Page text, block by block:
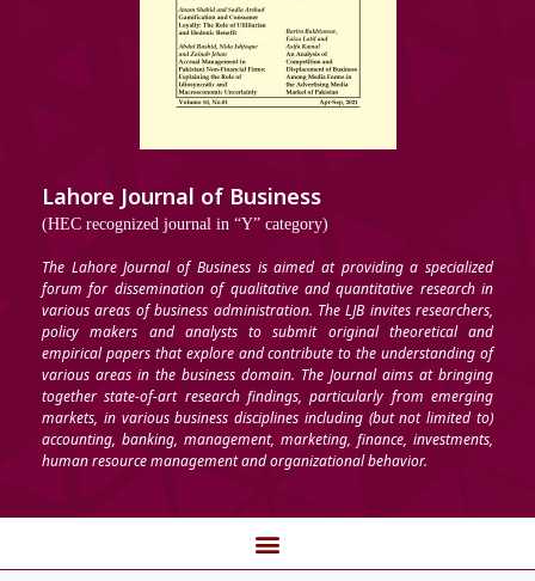
Lahore Journal of Business
(HEC recognized journal in “Y” category)
The Lahore Journal of Business is aimed at providing a specialized
forum for dissemination of qualitative and quantitative research in
various areas of business administration. The LJB invites researchers,
policy makers and analysts to submit original theoretical and
empirical papers that explore and contribute to the understanding of
various areas in the business domain. The Journal aims at bringing
together state-of-art research findings, particularly from emerging
markets, in various business disciplines including (but not limited to)
accounting, banking, management, marketing, finance, investments,
human resource management and organizational behavior.